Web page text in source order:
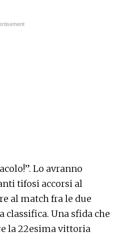
Lo avranno
tifosi accorsi al
al match fra le due
Una sfida che
la 22esima vittoria